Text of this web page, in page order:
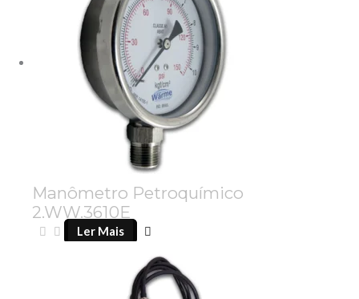
Manômetro Petroquímico
2.WW.3610E
Ler Mais